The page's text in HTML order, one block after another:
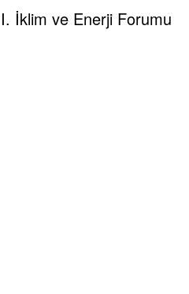
İklim ve Enerji Forumu